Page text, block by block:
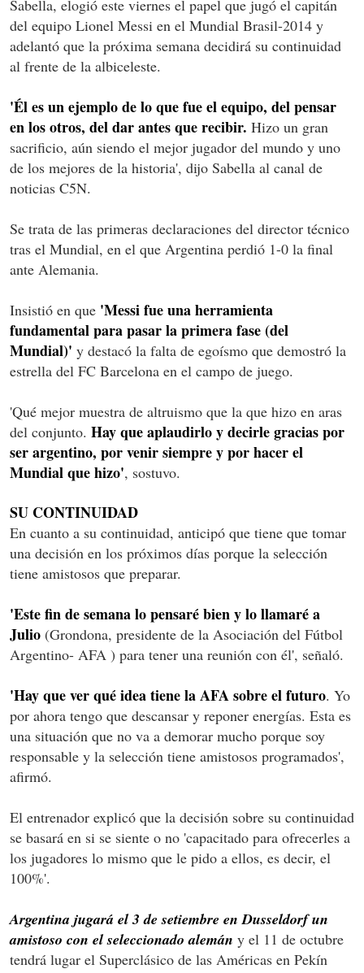
Sabella, elogió este viernes el papel que jugó el capitán
del equipo Lionel Messi en el Mundial Brasil-2014 y
adelantó que la próxima semana decidirá su continuidad
al frente de la albiceleste.
'Él es un ejemplo de lo que fue el equipo, del pensar
en los otros, del dar antes que recibir. Hizo un gran
sacrificio, aún siendo el mejor jugador del mundo y uno
de los mejores de la historia', dijo Sabella al canal de
noticias C5N.
Se trata de las primeras declaraciones del director técnico
tras el Mundial, en el que Argentina perdió 1-0 la final
ante Alemania.
Insistió en que 'Messi fue una herramienta
fundamental para pasar la primera fase (del
Mundial)' y destacó la falta de egoísmo que demostró la
estrella del FC Barcelona en el campo de juego.
'Qué mejor muestra de altruismo que la que hizo en aras
del conjunto. Hay que aplaudirlo y decirle gracias por
ser argentino, por venir siempre y por hacer el
Mundial que hizo', sostuvo.
SU CONTINUIDAD
En cuanto a su continuidad, anticipó que tiene que tomar
una decisión en los próximos días porque la selección
tiene amistosos que preparar.
'Este fin de semana lo pensaré bien y lo llamaré a
Julio (Grondona, presidente de la Asociación del Fútbol
Argentino- AFA ) para tener una reunión con él', señaló.
'Hay que ver qué idea tiene la AFA sobre el futuro. Yo
por ahora tengo que descansar y reponer energías. Esta es
una situación que no va a demorar mucho porque soy
responsable y la selección tiene amistosos programados',
afirmó.
El entrenador explicó que la decisión sobre su continuidad
se basará en si se siente o no 'capacitado para ofrecerles a
los jugadores lo mismo que le pido a ellos, es decir, el
100%'.
Argentina jugará el 3 de setiembre en Dusseldorf un
amistoso con el seleccionado alemán y el 11 de octubre
tendrá lugar el Superclásico de las Américas en Pekín